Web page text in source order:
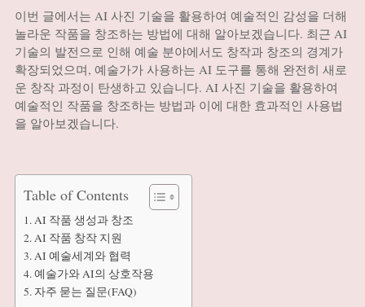
이번 글에서는 AI 사진 기술을 활용하여 예술적인 감성을 더해
놀라운 작품을 창조하는 방법에 대해 알아보겠습니다. 최근 AI
기술의 발전으로 인해 예술 분야에서도 창작과 창조의 경계가
확장되었으며, 예술가가 사용하는 AI 도구를 통해 완전히 새로
운 창작 과정이 탄생하고 있습니다. AI 사진 기술을 활용하여
예술적인 작품을 창조하는 방법과 이에 대한 효과적인 사용법
을 알아보겠습니다.
Table of Contents
AI 작품 생성과 창조
AI 작품 창작 지원
AI 예술세계와 협력
예술가와 AI의 상호작용
자주 묻는 질문(FAQ)